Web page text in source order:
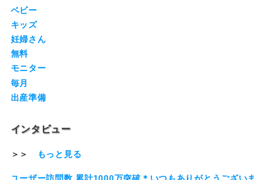
ベビー
キッズ
妊婦さん
無料
モニター
毎月
出産準備
インタビュー
＞＞ もっと見る